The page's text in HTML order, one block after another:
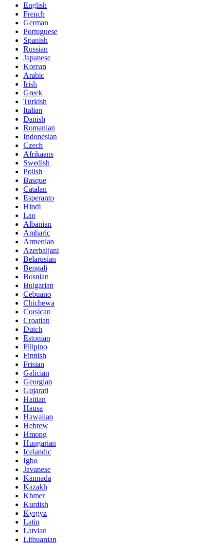
English
French
German
Portuguese
Spanish
Russian
Japanese
Korean
Arabic
Irish
Greek
Turkish
Italian
Danish
Romanian
Indonesian
Czech
Afrikaans
Swedish
Polish
Basque
Catalan
Esperanto
Hindi
Lao
Albanian
Amharic
Armenian
Azerbaijani
Belarusian
Bengali
Bosnian
Bulgarian
Cebuano
Chichewa
Corsican
Croatian
Dutch
Estonian
Filipino
Finnish
Frisian
Galician
Georgian
Gujarati
Haitian
Hausa
Hawaiian
Hebrew
Hmong
Hungarian
Icelandic
Igbo
Javanese
Kannada
Kazakh
Khmer
Kurdish
Kyrgyz
Latin
Latvian
Lithuanian